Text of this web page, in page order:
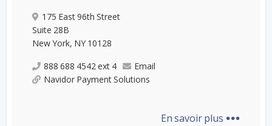
175 East 96th Street
Suite 28B
New York, NY 10128
888 688 4542 ext 4
Email
Navidor Payment Solutions
En savoir plus ...